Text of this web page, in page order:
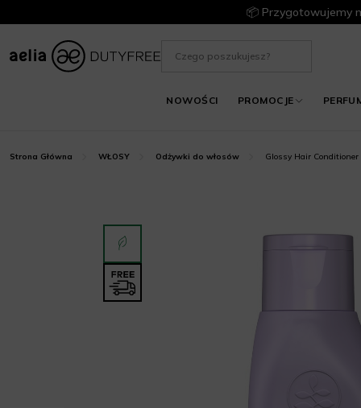
📦 Przygotowujemy
NOWOŚCI PROMOCJE
Strona Główna WŁOSY Odżywki do włosów Glossy Hair Conditioner